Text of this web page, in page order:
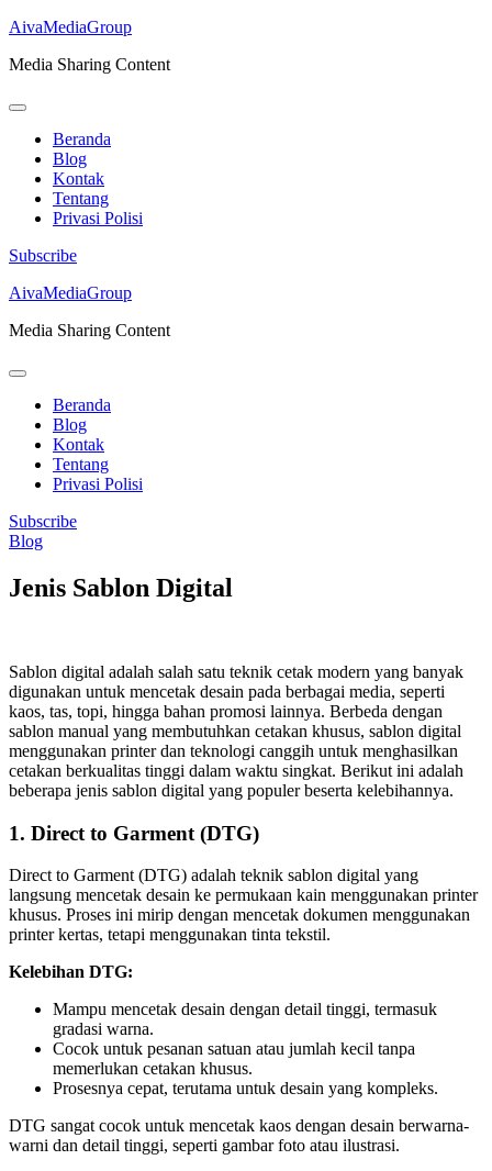
AivaMediaGroup
Media Sharing Content
Beranda
Blog
Kontak
Tentang
Privasi Polisi
Subscribe
Lompat
konten
Enter)
AivaMediaGroup
Media Sharing Content
Beranda
Blog
Kontak
Tentang
Privasi Polisi
Subscribe
Blog
Jenis Sablon Digital
Sablon digital adalah salah satu teknik cetak modern yang banyak
digunakan untuk mencetak desain pada berbagai media, seperti
kaos, tas, topi, hingga bahan promosi lainnya. Berbeda dengan
sablon manual yang membutuhkan cetakan khusus, sablon digital
menggunakan printer dan teknologi canggih untuk menghasilkan
cetakan berkualitas tinggi dalam waktu singkat. Berikut ini adalah
beberapa jenis sablon digital yang populer beserta kelebihannya.
1. Direct to Garment (DTG)
Direct to Garment (DTG) adalah teknik sablon digital yang
langsung mencetak desain ke permukaan kain menggunakan printer
khusus. Proses ini mirip dengan mencetak dokumen menggunakan
printer kertas, tetapi menggunakan tinta tekstil.
Kelebihan DTG:
Mampu mencetak desain dengan detail tinggi, termasuk
gradasi warna.
Cocok untuk pesanan satuan atau jumlah kecil tanpa
memerlukan cetakan khusus.
Prosesnya cepat, terutama untuk desain yang kompleks.
DTG sangat cocok untuk mencetak kaos dengan desain berwarna-
warni dan detail tinggi, seperti gambar foto atau ilustrasi.